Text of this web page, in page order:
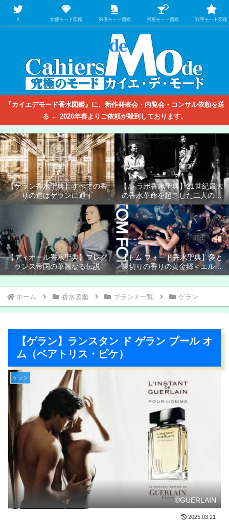
【映画/音楽の中のファッション＆香水】を徹底的に分析するファッション＆ア
パレル業界人のための学習サイト
『カイエデモード香水図鑑』に、新作発表会・内覧会・コンサル依頼を送
る ← 2026年春よりご依頼が殺到しております。
【ゲラン香水聖典】すべての香
りの道はゲランに通ず
【ル ラボ香水聖典】21世紀最大
の香水革命を起こした二人の男
たち
【ディオール香水聖典】フレグ
ランス帝国の華麗なる伝説
【トム フォード香水聖典】愛と
裏切りの香りの黄金郷＜エルド
ラド＞
ホーム 香水図鑑 ブランド一覧 ゲラン
【ゲラン】ランスタン ド ゲラン プール オ
ム（ベアトリス・ピケ）
ゲラン
©GUERLAIN
2025.03.21
Ｘ 女優モード図鑑 男優モード図鑑 邦画モード図鑑 歌手モード図鑑